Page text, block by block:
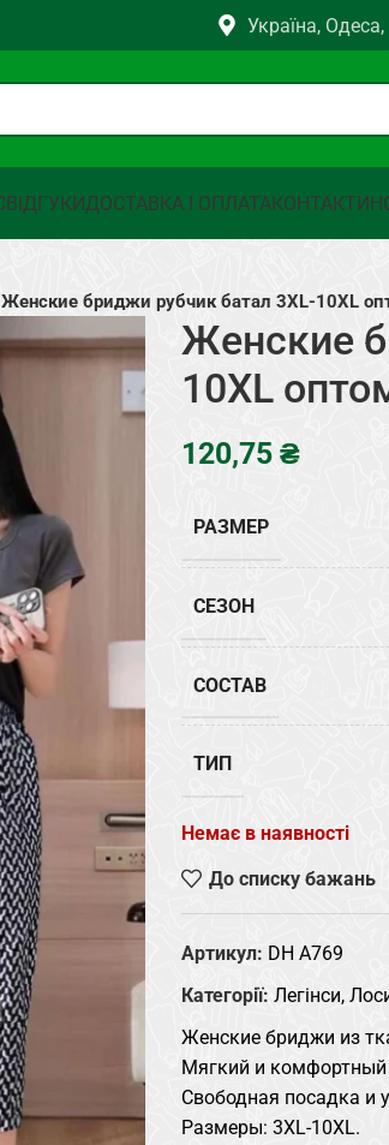
Україна,
ВІДГУКИДОСТАВКА І ОПЛАТАКОНТАКТИ
Женские бриджи рубчик батал 3XL-10XL
Женские
10XL
₴
РАЗМЕР
СЕЗОН
СОСТАВ
ТИП
Немає в наявності
До списку бажань
Артикул: DH A769
Категорії: Легінси,
Женские бриджи из
Мягкий и комфортный
Свободная посадка и
Размеры: 3XL-10XL.